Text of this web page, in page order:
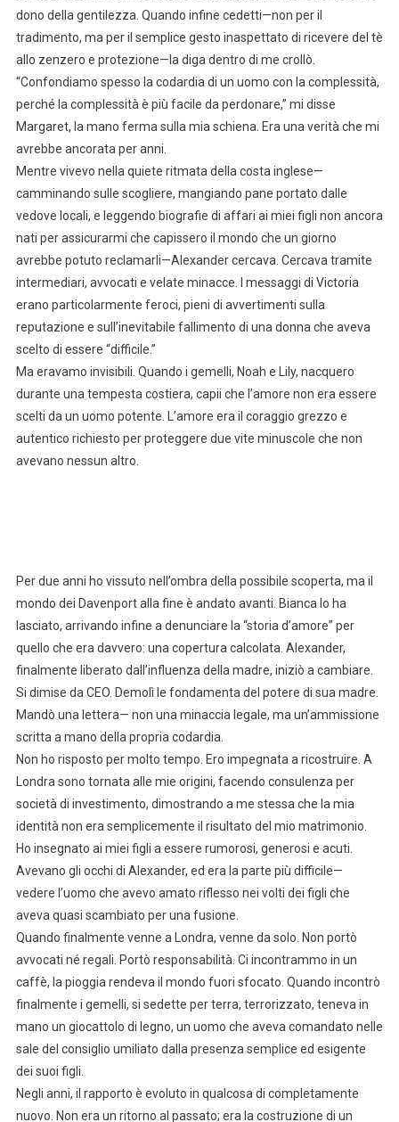
dono della gentilezza. Quando infine cedetti—non per il
tradimento, ma per il semplice gesto inaspettato di ricevere del tè
allo zenzero e protezione—la diga dentro di me crollò.
“Confondiamo spesso la codardia di un uomo con la complessità,
perché la complessità è più facile da perdonare,” mi disse
Margaret, la mano ferma sulla mia schiena. Era una verità che mi
avrebbe ancorata per anni.
Mentre vivevo nella quiete ritmata della costa inglese—
camminando sulle scogliere, mangiando pane portato dalle
vedove locali, e leggendo biografie di affari ai miei figli non ancora
nati per assicurarmi che capissero il mondo che un giorno
avrebbe potuto reclamarli—Alexander cercava. Cercava tramite
intermediari, avvocati e velate minacce. I messaggi di Victoria
erano particolarmente feroci, pieni di avvertimenti sulla
reputazione e sull’inevitabile fallimento di una donna che aveva
scelto di essere “difficile.”
Ma eravamo invisibili. Quando i gemelli, Noah e Lily, nacquero
durante una tempesta costiera, capii che l’amore non era essere
scelti da un uomo potente. L’amore era il coraggio grezzo e
autentico richiesto per proteggere due vite minuscole che non
avevano nessun altro.
Per due anni ho vissuto nell’ombra della possibile scoperta, ma il
mondo dei Davenport alla fine è andato avanti. Bianca lo ha
lasciato, arrivando infine a denunciare la “storia d’amore” per
quello che era davvero: una copertura calcolata. Alexander,
finalmente liberato dall’influenza della madre, iniziò a cambiare.
Si dimise da CEO. Demolì le fondamenta del potere di sua madre.
Mandò una lettera— non una minaccia legale, ma un’ammissione
scritta a mano della propria codardia.
Non ho risposto per molto tempo. Ero impegnata a ricostruire. A
Londra sono tornata alle mie origini, facendo consulenza per
società di investimento, dimostrando a me stessa che la mia
identità non era semplicemente il risultato del mio matrimonio.
Ho insegnato ai miei figli a essere rumorosi, generosi e acuti.
Avevano gli occhi di Alexander, ed era la parte più difficile—
vedere l’uomo che avevo amato riflesso nei volti dei figli che
aveva quasi scambiato per una fusione.
Quando finalmente venne a Londra, venne da solo. Non portò
avvocati né regali. Portò responsabilità. Ci incontrammo in un
caffè, la pioggia rendeva il mondo fuori sfocato. Quando incontrò
finalmente i gemelli, si sedette per terra, terrorizzato, teneva in
mano un giocattolo di legno, un uomo che aveva comandato nelle
sale del consiglio umiliato dalla presenza semplice ed esigente
dei suoi figli.
Negli anni, il rapporto è evoluto in qualcosa di completamente
nuovo. Non era un ritorno al passato; era la costruzione di un